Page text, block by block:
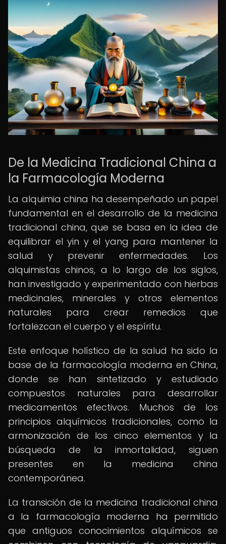
De la Medicina Tradicional China a
la Farmacología Moderna
La alquimia china ha desempeñado un papel
fundamental en el desarrollo de la medicina
tradicional china, que se basa en la idea de
equilibrar el yin y el yang para mantener la
salud y prevenir enfermedades. Los
alquimistas chinos, a lo largo de los siglos,
han investigado y experimentado con hierbas
medicinales, minerales y otros elementos
naturales para crear remedios que
fortalezcan el cuerpo y el espíritu.
Este enfoque holístico de la salud ha sido la
base de la farmacología moderna en China,
donde se han sintetizado y estudiado
compuestos naturales para desarrollar
medicamentos efectivos. Muchos de los
principios alquímicos tradicionales, como la
armonización de los cinco elementos y la
búsqueda de la inmortalidad, siguen
presentes en la medicina china
contemporánea.
La transición de la medicina tradicional china
a la farmacología moderna ha permitido
que antiguos conocimientos alquímicos se